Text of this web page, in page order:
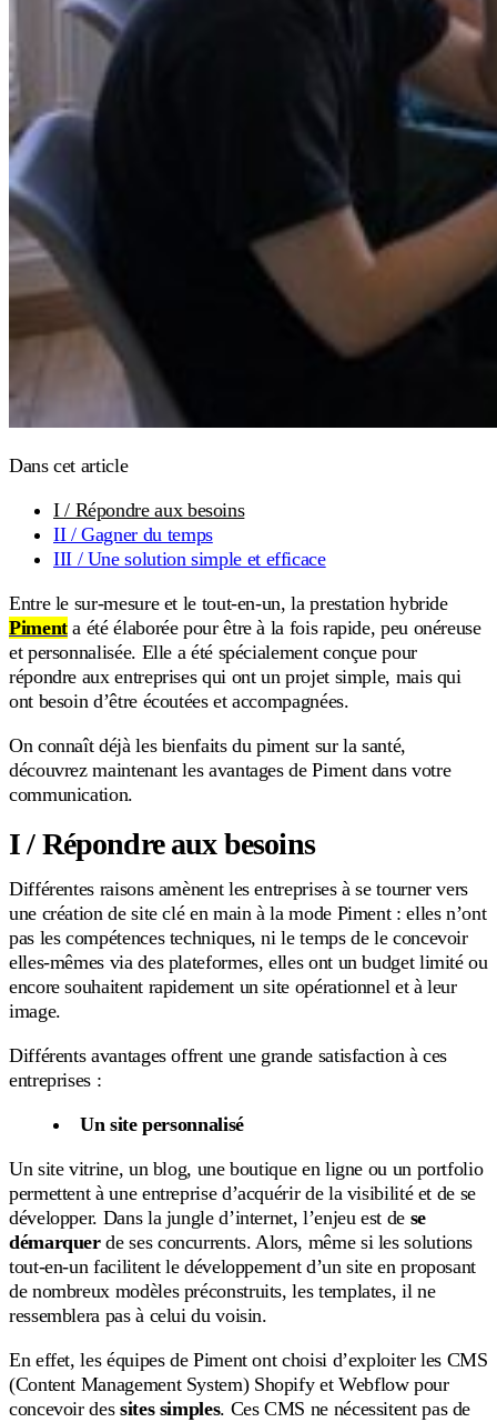
Dans cet article
I / Répondre aux besoins
II / Gagner du temps
III / Une solution simple et efficace
Entre le sur-mesure et le tout-en-un, la prestation hybride
Pimenta été élaborée pour être à la fois rapide, peu onéreuse
et personnalisée. Elle a été spécialement conçue pour
répondre aux entreprises qui ont un projet simple, mais qui
ont besoin d’être écoutées et accompagnées.
On connaît déjà les bienfaits du piment sur la santé,
découvrez maintenant les avantages de Piment dans votre
communication.
I / Répondre aux besoins
Différentes raisons amènent les entreprises à se tourner vers
une création de site clé en main à la mode Piment : elles n’ont
pas les compétences techniques, ni le temps de le concevoir
elles-mêmes via des plateformes, elles ont un budget limité ou
encore souhaitent rapidement un site opérationnel et à leur
image.
Différents avantages offrent une grande satisfaction à ces
entreprises :
Un site personnalisé
Un site vitrine, un blog, une boutique en ligne ou un portfolio
permettent à une entreprise d’acquérir de la visibilité et de se
développer. Dans la jungle d’internet, l’enjeu est dese
démarquerde ses concurrents. Alors, même si les solutions
tout-en-un facilitent le développement d’un site en proposant
de nombreux modèles préconstruits, les templates, il ne
ressemblera pas à celui du voisin.
En effet, les équipes de Piment ont choisi d’exploiter les CMS
(Content Management System) Shopify et Webflow pour
concevoir des sites simples. Ces CMS ne nécessitent pas de